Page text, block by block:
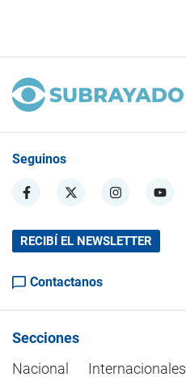
Seguinos
RECIBÍ EL NEWSLETTER
Contactanos
Secciones
Nacional
Internacionales